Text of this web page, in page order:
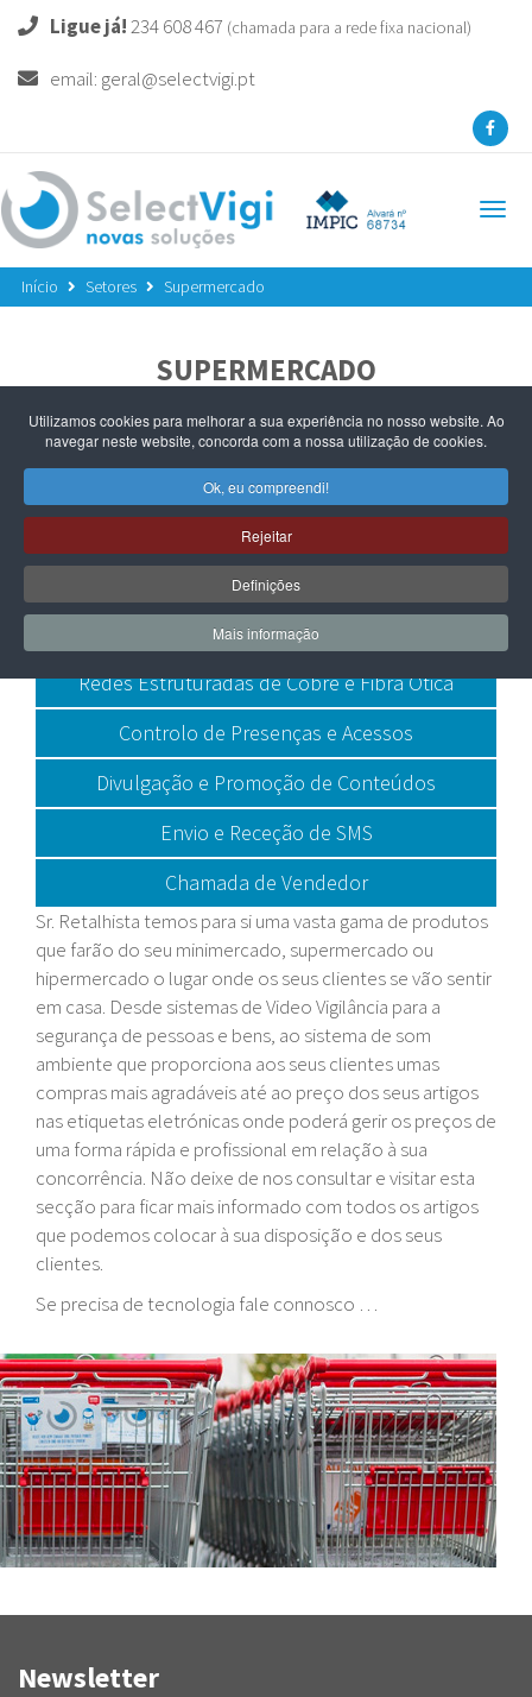
Ligue já!234 608 467 (chamada para a rede fixa nacional)
email: geral@selectvigi.pt
Início Setores Supermercado
SUPERMERCADO
Video Vigilância
Centrais Telefónicas
Etiquetas Eletrónicas de Prateleira
Alarmes de Deteção de Intrusão e Incêndio
Sistemas de Sonorização
Redes Estruturadas de Cobre e Fibra Ótica
Controlo de Presenças e Acessos
Divulgação e Promoção de Conteúdos
Envio e Receção de SMS
Chamada de Vendedor
Sr. Retalhista temos para si uma vasta gama de produtos
que farão do seu minimercado, supermercado ou
hipermercado o lugar onde os seus clientes se vão sentir
em casa. Desde sistemas de Video Vigilância para a
segurança de pessoas e bens, ao sistema de som
ambiente que proporciona aos seus clientes umas
compras mais agradáveis até ao preço dos seus artigos
nas etiquetas eletrónicas onde poderá gerir os preços de
uma forma rápida e profissional em relação à sua
concorrência. Não deixe de nos consultar e visitar esta
secção para ficar mais informado com todos os artigos
que podemos colocar à sua disposição e dos seus
clientes.
Se precisa de tecnologia fale connosco …
Newsletter
Utilizamos cookies para melhorar a sua experiência no nosso website. Ao
navegar neste website, concorda com a nossa utilização de cookies.
Ok, eu compreendi!
Rejeitar
Definições
Mais informação